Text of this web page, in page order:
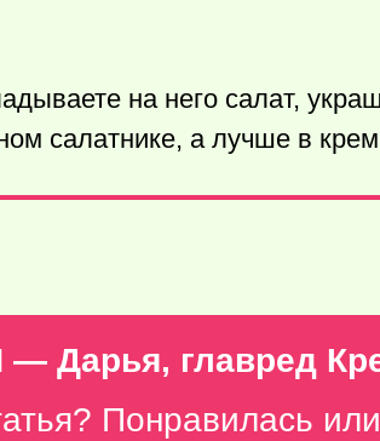
на него салат,
салатнике, а лучше в
— Дарья, главред
Понравилась